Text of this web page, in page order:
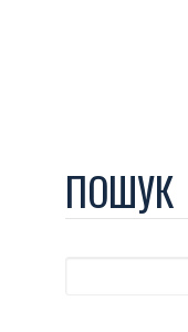
ПОШУК